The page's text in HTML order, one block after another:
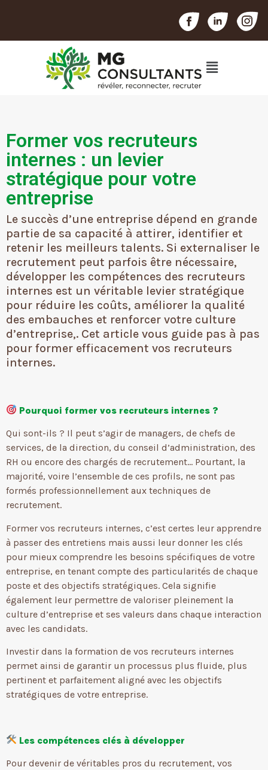
Former vos recruteurs
internes : un levier
stratégique pour votre
entreprise
Le succès d’une entreprise dépend en grande
partie de sa capacité à attirer, identifier et
retenir les meilleurs talents. Si externaliser le
recrutement peut parfois être nécessaire,
développer les compétences des recruteurs
internes est un véritable levier stratégique
pour réduire les coûts, améliorer la qualité
des embauches et renforcer votre culture
d’entreprise,. Cet article vous guide pas à pas
pour former efficacement vos recruteurs
internes.
Pourquoi former vos recruteurs internes ?
Qui sont-ils ? Il peut s’agir de managers, de chefs de
services, de la direction, du conseil d’administration, des
RH ou encore des chargés de recrutement… Pourtant, la
majorité, voire l’ensemble de ces profils, ne sont pas
formés professionnellement aux techniques de
recrutement.
Former vos recruteurs internes, c’est certes leur apprendre
à passer des entretiens mais aussi leur donner les clés
pour mieux comprendre les besoins spécifiques de votre
entreprise, en tenant compte des particularités de chaque
poste et des objectifs stratégiques. Cela signifie
également leur permettre de valoriser pleinement la
culture d’entreprise et ses valeurs dans chaque interaction
avec les candidats.
Investir dans la formation de vos recruteurs internes
permet ainsi de garantir un processus plus fluide, plus
pertinent et parfaitement aligné avec les objectifs
stratégiques de votre entreprise.
Les compétences clés à développer
Pour devenir de véritables pros du recrutement, vos